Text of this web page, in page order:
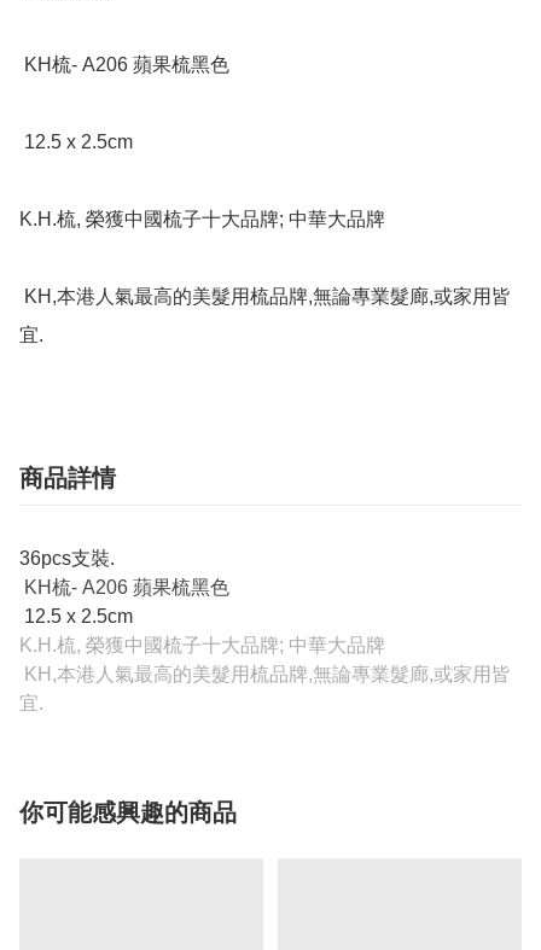
K.H.梳, 榮獲中國梳子十大品牌; 中華大品牌
宜.
商品詳情
36pcs支裝.
KH梳- A206 蘋果梳黑色
12.5 x 2.5cm
K.H.梳, 榮獲中國梳子十大品牌; 中華大品牌
KH,本港人氣最高的美髮用梳品牌,無論專業髮廊,或家用皆
宜.
你可能感興趣的商品